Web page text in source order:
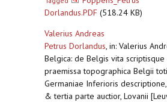
Dorlandus.PDF (518.24 KB)
Valerius Andreas
Petrus Dorlandus, in: Valerius
Belgica: de Belgis vita scriptisque
praemissa topographica Belgii
Germaniae Inferioris
& tertia parte auctior, Lovanii